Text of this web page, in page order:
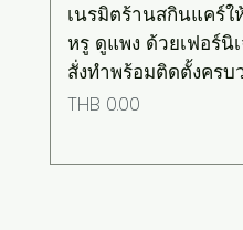
เนรมิตร้านสกินแคร์ใ
หรู ดูแพง ด้วยเฟอร์นิ
สั่งทำพร้อมติดตั้งครบ
Price
THB 0.00